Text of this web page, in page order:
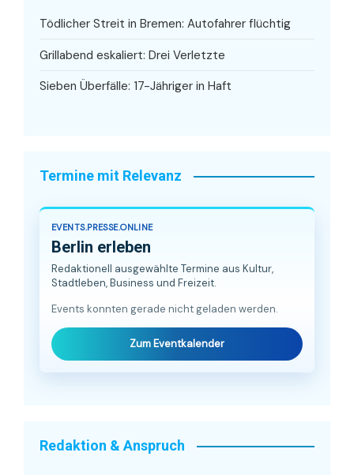
Tödlicher Streit in Bremen: Autofahrer flüchtig
Grillabend eskaliert: Drei Verletzte
Sieben Überfälle: 17-Jähriger in Haft
Termine mit Relevanz
EVENTS.PRESSE.ONLINE
Berlin erleben
Redaktionell ausgewählte Termine aus Kultur,
Stadtleben, Business und Freizeit.
Events konnten gerade nicht geladen werden.
Zum Eventkalender
Redaktion & Anspruch